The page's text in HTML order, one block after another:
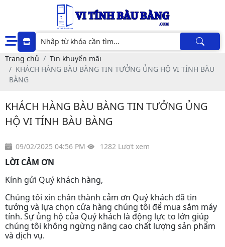
Trang chủ
Tin khuyến mãi
KHÁCH HÀNG BÀU BÀNG TIN TƯỞNG ỦNG HỘ VI TÍNH BÀU
BÀNG
KHÁCH HÀNG BÀU BÀNG TIN TƯỞNG ỦNG
HỘ VI TÍNH BÀU BÀNG
09/02/2025 04:56 PM 1282 Lượt xem
LỜI CẢM ƠN
Kính gửi Quý khách hàng,
Chúng tôi xin chân thành cảm ơn Quý khách đã tin
tưởng và lựa chọn cửa hàng chúng tôi để mua sắm máy
tính. Sự ủng hộ của Quý khách là động lực to lớn giúp
chúng tôi không ngừng nâng cao chất lượng sản phẩm
và dịch vụ.